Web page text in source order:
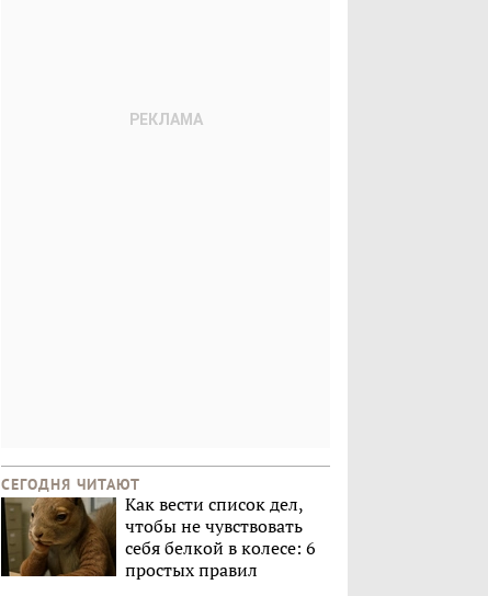
СЕГОДНЯ ЧИТАЮТ
Как вести список дел,
чтобы не чувствовать
себя белкой в колесе: 6
простых правил